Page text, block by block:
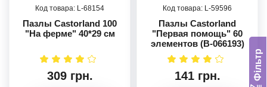
Фільтр
68154
Пазлы Castorland 100
"На ферме" 40*29 см
309 грн.
59596
Пазлы Castorland
"Первая помощь" 60
элементов (B-066193)
141 грн.